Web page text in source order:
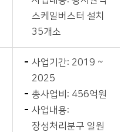
스케일버스터 설치
35개소
사업기간: 2019 ~
2025
총사업비: 456억원
사업내용:
장성처리분구 일원